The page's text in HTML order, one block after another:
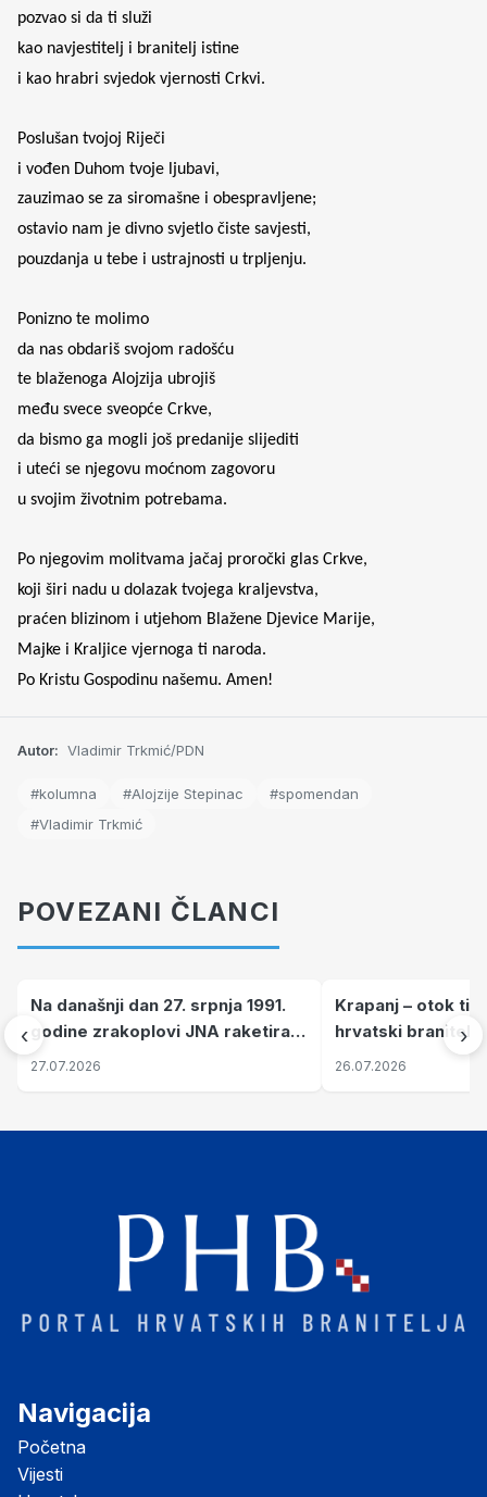
pozvao si da ti služi
kao navjestitelj i branitelj istine
i kao hrabri svjedok vjernosti Crkvi.
Poslušan tvojoj Riječi
i vođen Duhom tvoje ljubavi,
zauzimao se za siromašne i obespravljene;
ostavio nam je divno svjetlo čiste savjesti,
pouzdanja u tebe i ustrajnosti u trpljenju.
Ponizno te molimo
da nas obdariš svojom radošću
te blaženoga Alojzija ubrojiš
među svece sveopće Crkve,
da bismo ga mogli još predanije slijediti
i uteći se njegovu moćnom zagovoru
u svojim životnim potrebama.
Po njegovim molitvama jačaj proročki glas Crkve,
koji širi nadu u dolazak tvojega kraljevstva,
praćen blizinom i utjehom Blažene Djevice Marije,
Majke i Kraljice vjernoga ti naroda.
Po Kristu Gospodinu našemu. Amen!
Autor: Vladimir Trkmić/PDN
#kolumna #Alojzije Stepinac
#spomendan
#Vladimir Trkmić
POVEZANI ČLANCI
‹
Na današnji dan 27. srpnja 1991.
godine zrakoplovi JNA raketirali
su vojarnu i obučni centar "Nikola
27.07.2026
Krapanj – otok
hrvatski branitelji
pronalaze mir
26.07.2026
›
Navigacija
Početna
Vijesti